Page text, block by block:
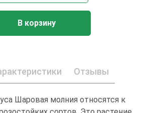
В корзину
Отзывы
Шаровая молния относятся к